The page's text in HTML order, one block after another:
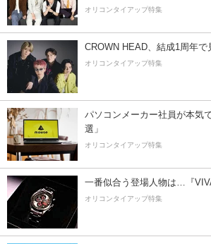
オリコンタイアップ特集
CROWN HEAD、結成1周年で
オリコンタイアップ特集
パソコンメーカー社員が本気
選」
オリコンタイアップ特集
一番似合う登場人物は…『
オリコンタイアップ特集